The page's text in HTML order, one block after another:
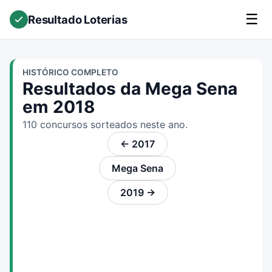
Resultado Loterias ☰
HISTÓRICO COMPLETO
Resultados da Mega Sena
em 2018
110 concursos sorteados neste ano.
← 2017
Mega Sena
2019 →